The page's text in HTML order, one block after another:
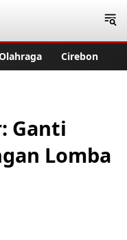
Cirebon
Ganti
Lomba